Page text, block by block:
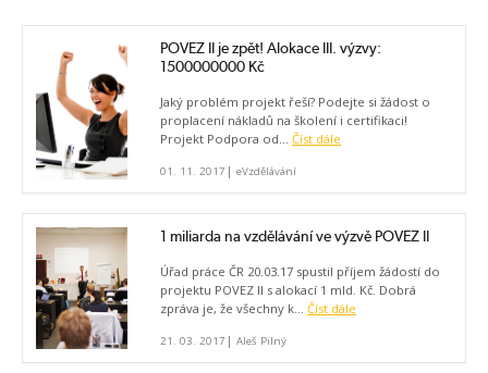
POVEZ II je zpět! Alokace III. výzvy:
1500000000 Kč
Jaký problém projekt řeší? Podejte si žádost o
proplacení nákladů na školení i certifikaci!
Projekt Podpora od... Číst dále
01. 11. 2017 | eVzdělávání
1 miliarda na vzdělávání ve výzvě POVEZ II
Úřad práce ČR 20.03.17 spustil příjem žádostí do
projektu POVEZ II s alokací 1 mld. Kč. Dobrá
zpráva je, že všechny k... Číst dále
21. 03. 2017 | Aleš Pilný